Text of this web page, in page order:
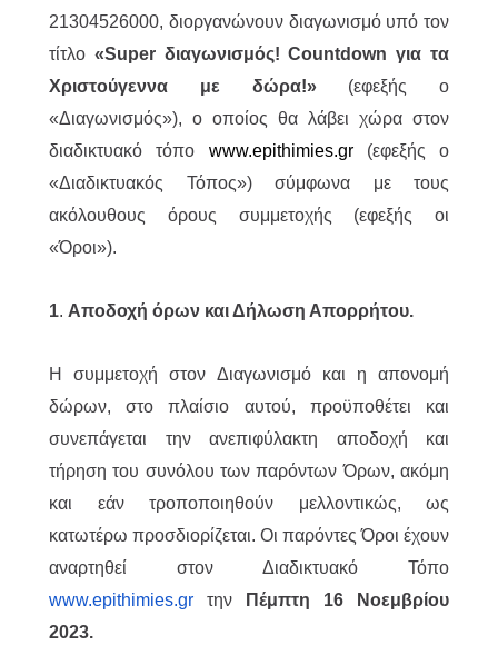
21304526000, διοργανώνουν διαγωνισμό υπό τον
τίτλο «Super διαγωνισμός! Countdown για τα
Χριστούγεννα με δώρα!» (εφεξής ο
«Διαγωνισμός»), ο οποίος θα λάβει χώρα στον
διαδικτυακό τόπο www.epithimies.gr(εφεξής ο
«Διαδικτυακός Τόπος») σύμφωνα με τους
ακόλουθους όρους συμμετοχής (εφεξής οι
«Όροι»).
1. Αποδοχή όρων και Δήλωση Απορρήτου.
Η συμμετοχή στον Διαγωνισμό και η απονομή
δώρων, στο πλαίσιο αυτού, προϋποθέτει και
συνεπάγεται την ανεπιφύλακτη αποδοχή και
τήρηση του συνόλου των παρόντων Όρων, ακόμη
και εάν τροποποιηθούν μελλοντικώς, ως
κατωτέρω προσδιορίζεται. Οι παρόντες Όροι έχουν
αναρτηθεί στον Διαδικτυακό Τόπο
www.epithimies.gr την
Πέμπτη 16 Νοεμβρίου
2023.